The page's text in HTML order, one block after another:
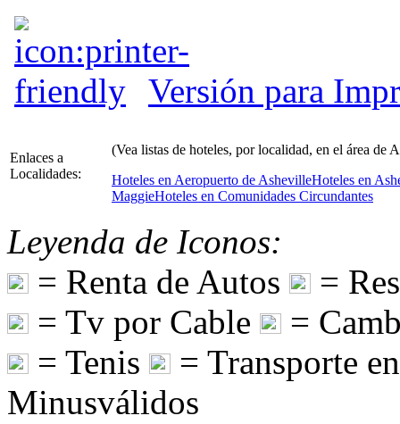
Versión para
Enlaces a
Localidades:
(Vea listas de hoteles, por localidad, en el área de
Hoteles en Aeropuerto de AshevilleHoteles en
MaggieHoteles en Comunidades Circundantes
Leyenda de Iconos:
= Renta de Autos
=
= Tv por Cable
=
= Tenis
= Transporte
Minusválidos